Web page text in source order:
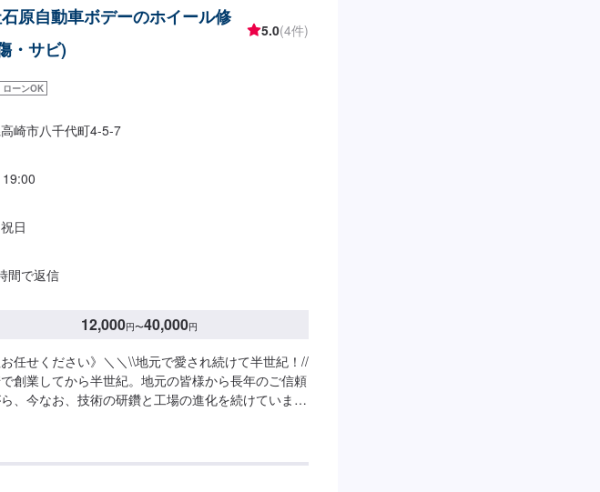
原自動車ボデーのホイール修
・サビ)
5.0(4件)
ローンOK
崎市八千代町4-5-7
日
間で返信
12,000円〜40,000円
お任せください》＼＼\\地元で愛され続けて半世紀！//
創業してから半世紀。地元の皆様から長年のご信頼
、今なお、技術の研鑽と工場の進化を続けていま